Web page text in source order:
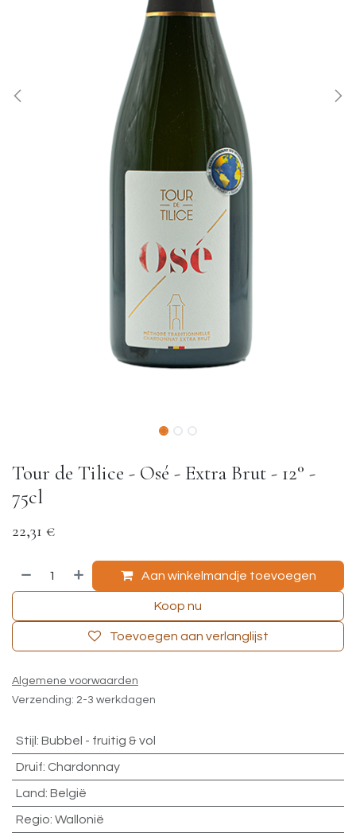
Tour de Tilice - Osé - Extra Brut - 12° -
75cl
22,31 €
Aan winkelmandje toevoegen
Koop nu
Toevoegen aan verlanglijst
Algemene voorwaarden
Verzending: 2-3 werkdagen
Stijl : Bubbel - fruitig & vol
Druif: Chardonnay
Land: België
Regio: Wallonië